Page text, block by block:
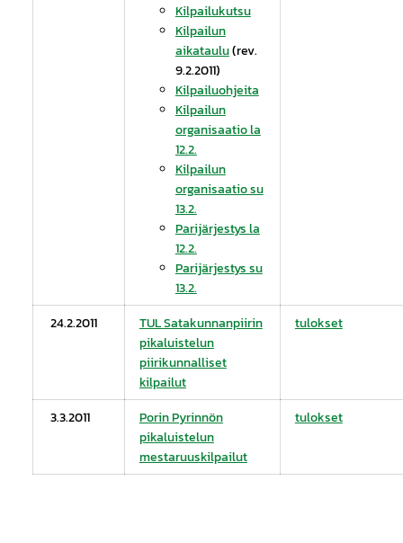
Kilpailukutsu
Kilpailun
aikataulu(rev.
9.2.2011)
Kilpailuohjeita
Kilpailun
organisaatio la
12.2.
Kilpailun
organisaatio su
13.2.
Parijärjestys la
12.2.
Parijärjestys su
13.2.
24.2.2011
TUL Satakunnanpiirin
pikaluistelun
piirikunnalliset
kilpailut
tulokset
3.3.2011
Porin Pyrinnön
pikaluistelun
mestaruuskilpailut
tulokset